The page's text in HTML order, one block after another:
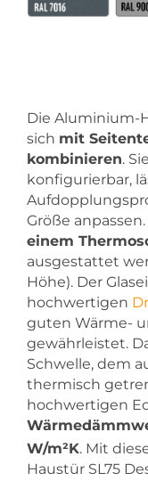
Die Aluminium-
sich mit
kombinieren.
konfigurierbar,
Größe
einem
ausgestattet
Höhe). Der
hochwertigen
guten Wärme-
gewährleistet.
Schwelle, dem
thermisch
hochwertigen
W/m²K. Mit
Haustür SL75